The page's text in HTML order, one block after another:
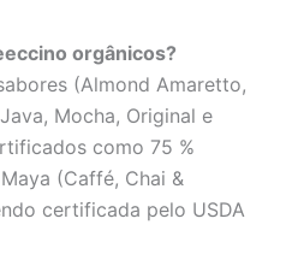
orgânicos?
(Almond Amaretto,
Mocha, Original e
como 75 %
(Caffé, Chai &
certificada pelo USDA